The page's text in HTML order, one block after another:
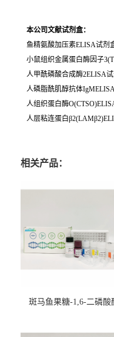
本公司文献试剂盒：
鱼精氨酸加压素ELISA试剂
小鼠组织金属蛋白酶因子
人甲酰磷酸合成酶2ELISA
人磷脂酰肌醇抗体
人组织蛋白酶
人层粘连蛋白
相关产品：
斑马鱼果糖-1,6-二磷酸
盒